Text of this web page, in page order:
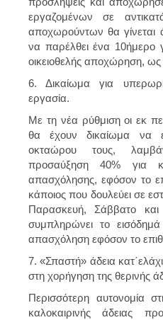
εργαζομένων σε
αποχωρούντων θα γίνεται
να παρέλθει ένα 10ήμερο
οικειοθελής αποχώρηση,
6. Δικαίωμα για
εργασία.
Με τη νέα ρύθμιση οι εκ
θα έχουν δικαίωμα να
οκταώρου τους,
προσαύξηση 40% για
απασχόλησης, εφόσον το
κάποιος που δουλεύει σε
Παρασκευή, Σάββατο
συμπληρώνει το
απασχόληση εφόσον το
7. «Σπαστή» άδεια
στη χορήγηση της θερινής
Περισσότερη αυτονομία
καλοκαιρινής άδειας